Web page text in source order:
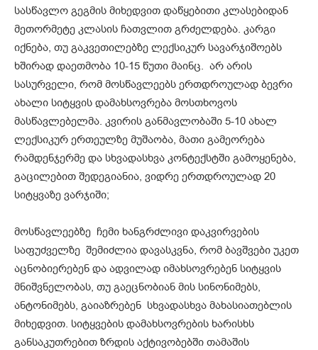
სასწავლო გეგმის მიხედვით დაწყებითი კლასებიდან
მეთორმეტე კლასის ჩათვლით გრძელდება. კარგი
იქნება, თუ გაკვეთილებზე ლექსიკურ სავარჯიშოებს
ხშირად დაეთმობა 10-15 წუთი მაინც. არ არის
სასურველი, რომ მოსწავლეებს ერთდროულად ბევრი
ახალი სიტყვის დამახსოვრება მოსთხოვოს
მასწავლებელმა. კვირის განმავლობაში 5-10 ახალ
ლექსიკურ ერთეულზე მუშაობა, მათი გამეორება
რამდენჯერმე და სხვადასხვა კონტექსტში გამოყენება,
გაცილებით შედეგიანია, ვიდრე ერთდროულად 20
სიტყვაზე ვარჯიში;
მოსწავლეებზე ჩემი ხანგრძლივი დაკვირვების
საფუძველზე შემიძლია დავასკვნა, რომ ბავშვები უკეთ
აცნობიერებენ და ადვილად იმახსოვრებენ სიტყვის
მნიშვნელობას, თუ გაეცნობიან მის სინონიმებს,
ანტონიმებს, გაიაზრებენ სხვადასხვა მახასიათებლის
მიხედვით. სიტყვების დამახსოვრების ხარისხს
განსაკუთრებით ზრდის აქტივობებში თამაშის